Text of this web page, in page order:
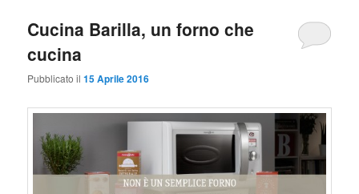
Cucina Barilla, un forno che
cucina
Pubblicato il15 Aprile 2016